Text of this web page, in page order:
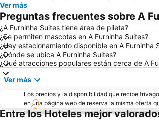
Ver más
Preguntas frecuentes sobre A
¿A Furninha Suites tiene área de pileta?
¿Se permiten mascotas en A Furninha Suites?
¿Hay estacionamiento disponible en A Furninha
¿Dónde se ubica A Furninha Suites?
¿Qué atracciones populares están cerca de A
Ver más
Los precios y la disponibilidad que recibe
en una página web de reserva la misma oferta
Entre los Hoteles mejor